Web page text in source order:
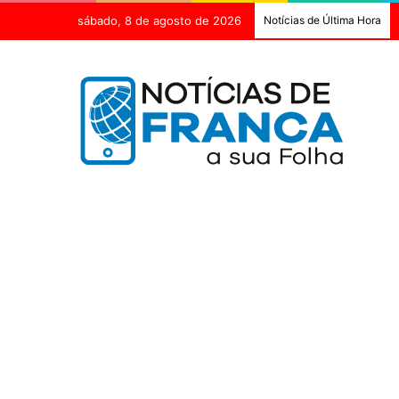
sábado, 8 de agosto de 2026 Notícias de Última Hora